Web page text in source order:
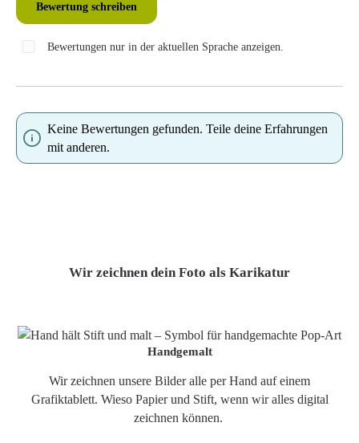
Bewertung schreiben
Bewertungen nur in der aktuellen Sprache anzeigen.
Keine Bewertungen gefunden. Teile deine Erfahrungen
mit anderen.
Wir zeichnen dein Foto als Karikatur
Handgemalt
Wir zeichnen unsere Bilder alle per Hand auf einem
Grafiktablett. Wieso Papier und Stift, wenn wir alles digital
zeichnen können.